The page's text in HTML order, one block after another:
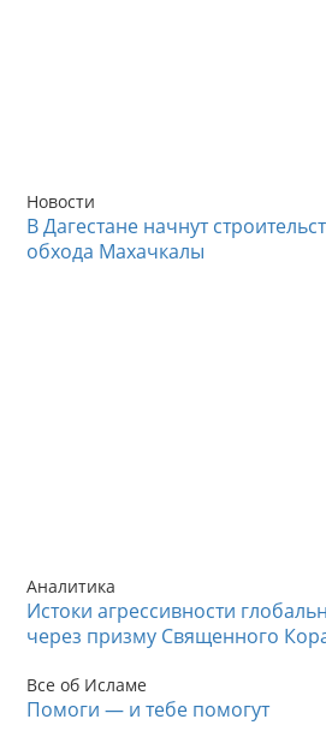
Новости
В Дагестане начнут
обхода Махачкалы
Аналитика
Истоки агрессивности
через призму Священного
Все об Исламе
Помоги — и тебе помогут